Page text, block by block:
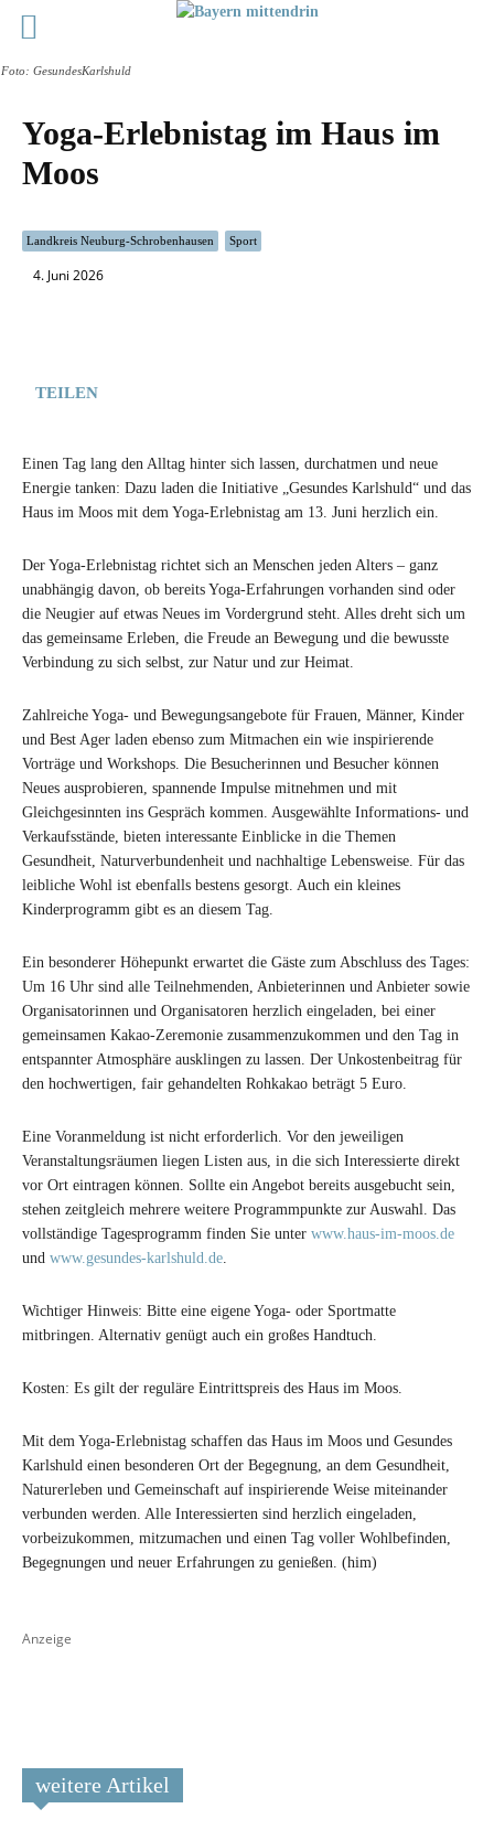
Yoga-Erlebnistag im Haus im
Moos
Landkreis Neuburg-Schrobenhausen Sport
4. Juni 2026
Foto: GesundesKarlshuld
weitere Artikel
TEILEN
Einen Tag lang den Alltag hinter sich lassen, durchatmen und neue
Energie tanken: Dazu laden die Initiative „Gesundes Karlshuld“ und das
Haus im Moos mit dem Yoga-Erlebnistag am 13. Juni herzlich ein.
Der Yoga-Erlebnistag richtet sich an Menschen jeden Alters – ganz
unabhängig davon, ob bereits Yoga-Erfahrungen vorhanden sind oder
die Neugier auf etwas Neues im Vordergrund steht. Alles dreht sich um
das gemeinsame Erleben, die Freude an Bewegung und die bewusste
Verbindung zu sich selbst, zur Natur und zur Heimat.
Zahlreiche Yoga- und Bewegungsangebote für Frauen, Männer, Kinder
und Best Ager laden ebenso zum Mitmachen ein wie inspirierende
Vorträge und Workshops. Die Besucherinnen und Besucher können
Neues ausprobieren, spannende Impulse mitnehmen und mit
Gleichgesinnten ins Gespräch kommen. Ausgewählte Informations- und
Verkaufsstände, bieten interessante Einblicke in die Themen
Gesundheit, Naturverbundenheit und nachhaltige Lebensweise. Für das
leibliche Wohl ist ebenfalls bestens gesorgt. Auch ein kleines
Kinderprogramm gibt es an diesem Tag.
Ein besonderer Höhepunkt erwartet die Gäste zum Abschluss des Tages:
Um 16 Uhr sind alle Teilnehmenden, Anbieterinnen und Anbieter sowie
Organisatorinnen und Organisatoren herzlich eingeladen, bei einer
gemeinsamen Kakao-Zeremonie zusammenzukommen und den Tag in
entspannter Atmosphäre ausklingen zu lassen. Der Unkostenbeitrag für
den hochwertigen, fair gehandelten Rohkakao beträgt 5 Euro.
Eine Voranmeldung ist nicht erforderlich. Vor den jeweiligen
Veranstaltungsräumen liegen Listen aus, in die sich Interessierte direkt
vor Ort eintragen können. Sollte ein Angebot bereits ausgebucht sein,
stehen zeitgleich mehrere weitere Programmpunkte zur Auswahl. Das
vollständige Tagesprogramm finden Sie unter www.haus-im-moos.de
und www.gesundes-karlshuld.de
Wichtiger Hinweis: Bitte eine eigene Yoga- oder Sportmatte
mitbringen. Alternativ genügt auch ein großes Handtuch.
Kosten: Es gilt der reguläre Eintrittspreis des Haus im Moos.
Mit dem Yoga-Erlebnistag schaffen das Haus im Moos und Gesundes
Karlshuld einen besonderen Ort der Begegnung, an dem Gesundheit,
Naturerleben und Gemeinschaft auf inspirierende Weise miteinander
verbunden werden. Alle Interessierten sind herzlich eingeladen,
vorbeizukommen, mitzumachen und einen Tag voller Wohlbefinden,
Begegnungen und neuer Erfahrungen zu genießen. (him)
Anzeige